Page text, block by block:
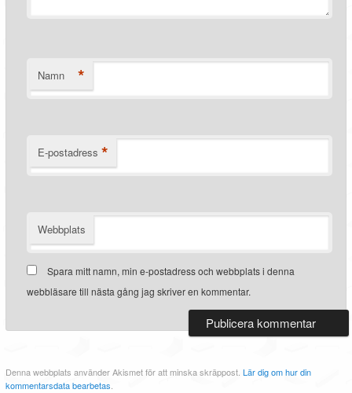
Namn *
E-postadress *
Webbplats
Spara mitt namn, min e-postadress och webbplats i denna
webbläsare till nästa gång jag skriver en kommentar.
Denna webbplats använder Akismet för att minska skräppost.Lär dig om hur din
kommentarsdata bearbetas.